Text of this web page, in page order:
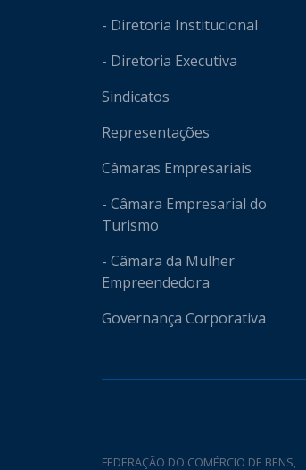
- Diretoria Institucional
- Diretoria Executiva
Sindicatos
Representações
Câmaras Empresariais
- Câmara Empresarial do
Turismo
- Câmara da Mulher
Empreendedora
Governança Corporativa
FEDERAÇÃO DO COMÉRCIO DE BENS,